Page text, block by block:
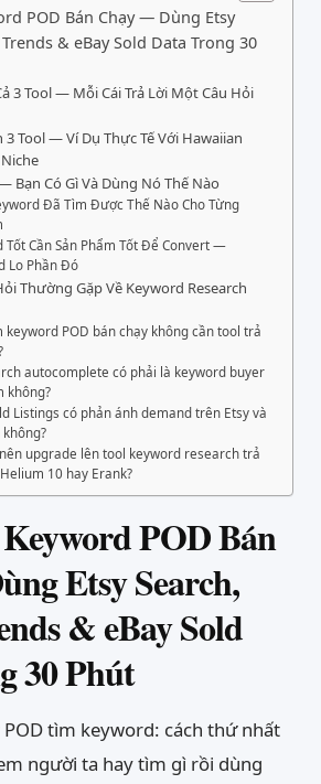
POD Bán Chạy — Dùng Etsy
& eBay Sold Data Trong 30
3 Tool — Mỗi Cái Trả Lời Một Câu Hỏi
Tool — Ví Dụ Thực Tế Với Hawaiian
Bạn Có Gì Và Dùng Nó Thế Nào
Đã Tìm Được Thế Nào Cho Từng
Tốt Cần Sản Phẩm Tốt Để Convert —
Lo Phần Đó
Thường Gặp Về Keyword Research
keyword POD bán chạy không cần tool trả
autocomplete có phải là keyword buyer
không?
Listings có phản ánh demand trên Etsy và
upgrade lên tool keyword research trả
10 hay Erank?
POD Bán
Etsy Search,
& eBay Sold
30 Phút
POD tìm keyword: cách thứ nhất
người ta hay tìm gì rồi dùng